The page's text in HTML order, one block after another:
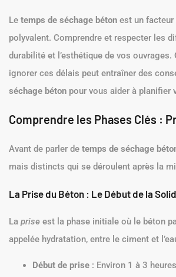
Le temps de séchage béton est un
polyvalent. Comprendre et respecter les
durabilité et l’esthétique de vos
ignorer ces délais peut entraîner des
séchage béton pour vous aider à planifier
Comprendre les Phases Clés :
Avant de parler de temps de séchage
mais distincts qui se déroulent après la
La Prise du Béton : Le Début de la
La prise est la phase initiale où le béton
appelée hydratation, entre le ciment et
Début de prise : Environ 1 à 3